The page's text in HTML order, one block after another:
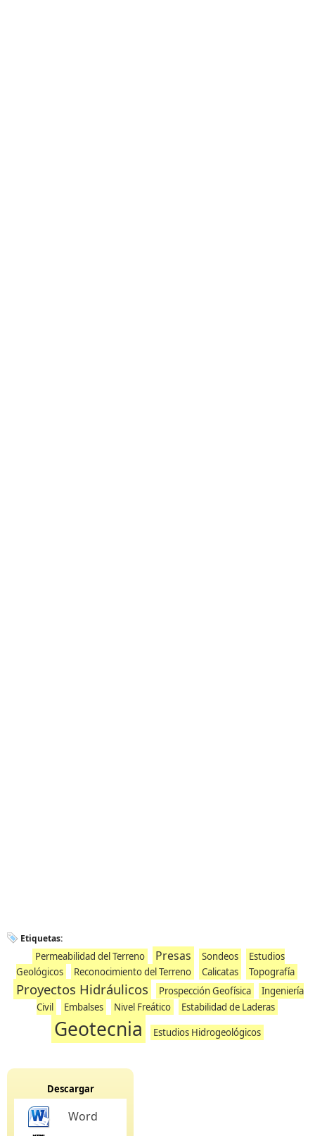
Etiquetas:
Permeabilidad del Terreno Presas Sondeos
Estudios
Geológicos
Reconocimiento del Terreno Calicatas Topografía
Proyectos Hidráulicos Prospección Geofísica
Ingeniería
Civil
Embalses Nivel Freático Estabilidad de Laderas
Geotecnia Estudios Hidrogeológicos
Descargar
Word